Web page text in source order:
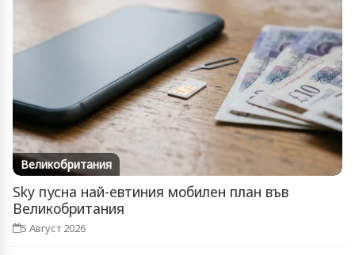
Великобритания
Sky пусна най-евтиния мобилен план във
Великобритания
5 Август 2026